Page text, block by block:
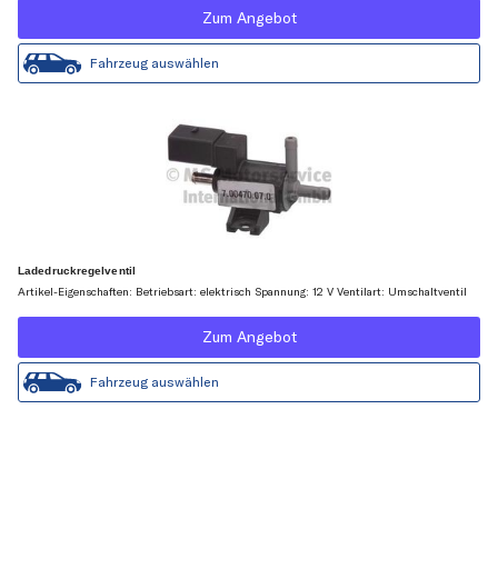
Zum Angebot
Fahrzeug auswählen
Ladedruckregelventil
Artikel-Eigenschaften: Betriebsart: elektrisch Spannung: 12 V Ventilart: Umschaltventil
Zum Angebot
Fahrzeug auswählen